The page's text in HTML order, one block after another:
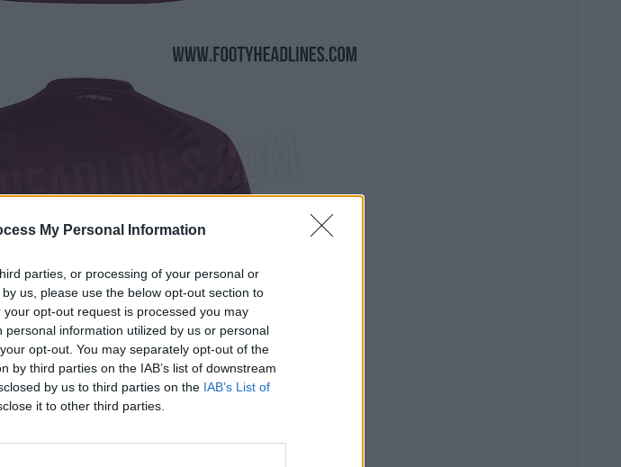
My Personal Information
parties, or processing of your personal or
us, please use the below opt-out section to
opt-out request is processed you may
information utilized by us or personal
opt-out. You may separately opt-out of the
by third parties on the IAB’s list of downstream
by us to third parties on the IAB’s List of
it to other third parties.